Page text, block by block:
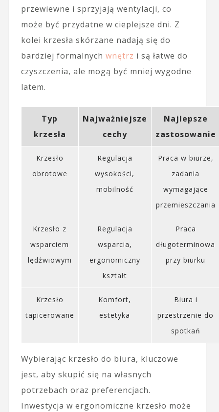
przewiewne i sprzyjają wentylacji, co
może być przydatne w cieplejsze dni. Z
kolei krzesła skórzane nadają się do
bardziej formalnych wnętrz i są łatwe do
czyszczenia, ale mogą być mniej wygodne
latem.
Typ
krzesła
Najważniejsze
cechy
Najlepsze
zastosowanie
Krzesło
obrotowe
Regulacja
wysokości,
mobilność
Praca w biurze,
zadania
wymagające
przemieszczania
Krzesło z
wsparciem
lędźwiowym
Regulacja
wsparcia,
ergonomiczny
kształt
Praca
długoterminowa
przy biurku
Krzesło
tapicerowane
Komfort,
estetyka
Biura i
przestrzenie do
spotkań
Wybierając krzesło do biura, kluczowe
jest, aby skupić się na własnych
potrzebach oraz preferencjach.
Inwestycja w ergonomiczne krzesło może